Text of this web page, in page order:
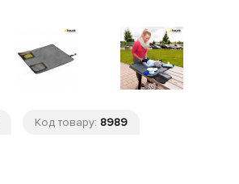
Код товару: 8989